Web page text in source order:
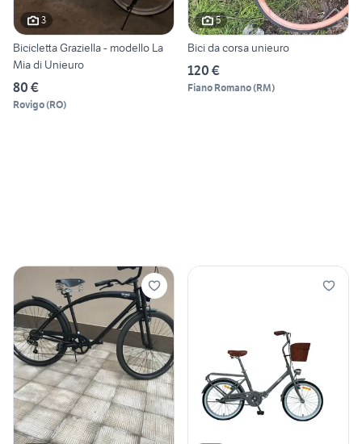
3
Bicicletta Graziella - modello La
Mia di Unieuro
80 €
Rovigo(RO)
5
Bici da corsa unieuro
120 €
Fiano Romano(RM)